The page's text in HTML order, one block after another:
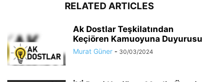
RELATED ARTICLES
Ak Dostlar Teşkilatından
Keçiören Kamuoyuna Duyurusu
Murat Güner - 30/03/2024